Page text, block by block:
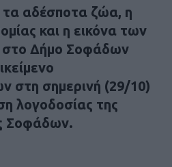
αδέσποτα ζώα, η
και η εικόνα των
στο Δήμο Σοφάδων
στη σημερινή (29/10)
λογοδοσίας της
Σοφάδων.